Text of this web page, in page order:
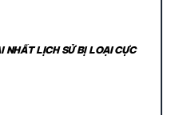
NHẤT LỊCH SỬ BỊ LOẠI CỰC